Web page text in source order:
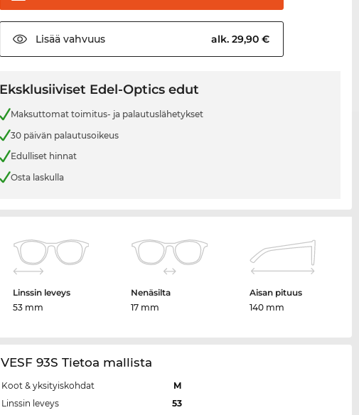
Lisää vahvuus alk. 29,90 €
Eksklusiiviset Edel-Optics edut
Maksuttomat toimitus- ja palautuslähetykset
30 päivän palautusoikeus
Edulliset hinnat
Osta laskulla
Linssin leveys
53 mm
Nenäsilta
17 mm
Aisan pituus
140 mm
VESF 93S Tietoa mallista
Koot & yksityiskohdat
M
Linssin leveys
53